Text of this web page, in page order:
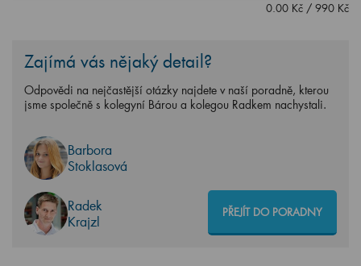
0.00 Kč / 990 Kč
Zajímá vás nějaký detail?
Odpovědi na nejčastější otázky najdete v naší poradně, kterou
jsme společně s kolegyní Bárou a kolegou Radkem nachystali.
Barbora
Stoklasová
Radek
Krajzl
PŘEJÍT DO PORADNY